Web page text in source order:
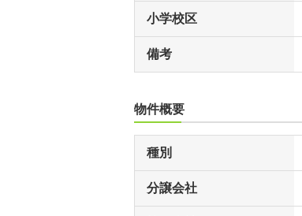
小学校区
備考
物件概要
種別
分譲会社